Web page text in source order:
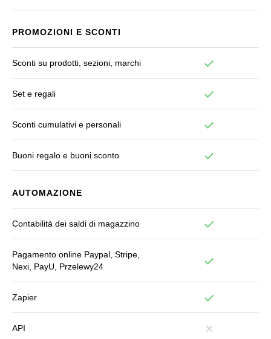
PROMOZIONI E SCONTI
Sconti su prodotti, sezioni, marchi
Set e regali
Sconti cumulativi e personali
Buoni regalo e buoni sconto
AUTOMAZIONE
Contabilità dei saldi di magazzino
Pagamento online Paypal, Stripe,
Nexi, PayU, Przelewy24
Zapier
API